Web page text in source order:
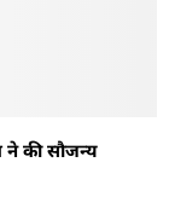
ने की सौजन्य